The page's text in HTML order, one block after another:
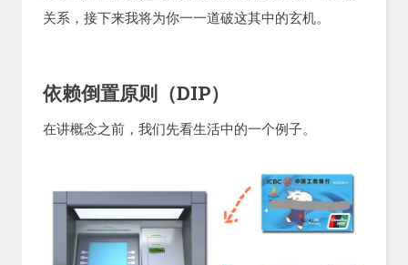
关系，接下来我将为你一一道破这其中的玄机。
依赖倒置原则（DIP）
在讲概念之前，我们先看生活中的一个例子。